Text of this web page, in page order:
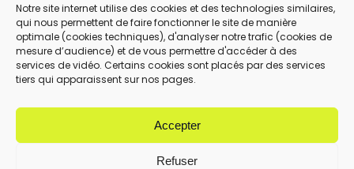
Notre site internet utilise des cookies et des technologies similaires,
qui nous permettent de faire fonctionner le site de manière
optimale (cookies techniques), d'analyser notre trafic (cookies de
mesure d’audience) et de vous permettre d'accéder à des
services de vidéo. Certains cookies sont placés par des services
tiers qui apparaissent sur nos pages.
Accepter
Refuser
En utilisant ce formulaire, vous acceptez le
stockage et le traitement de vos données
par ce site.